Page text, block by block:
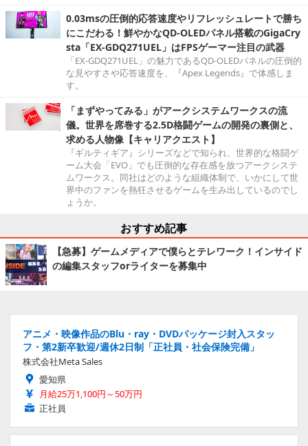
0.03msの圧倒的応答速度やリフレッシュレートで勝ち
にこだわる！鮮やかなQD-OLEDパネル搭載のGigaCry
sta「EX-GDQ271UEL」はFPSゲーマー注目の武器
「EX-GDQ271UEL」の魅力であるQD-OLEDパネルの圧倒的
な見やすさや応答速度を、『Apex Legends』で体感しま
す。
「まずやってみる」がアークシステムワークスの流
儀。世界を席巻する2.5D格闘ゲームの開発の裏側と、
求める人物像【キャリアクエスト】
『ギルティギア』シリーズなどで知られ、世界的な格闘ゲ
ーム大会「EVO」でも圧倒的な存在感を放つアークシステ
ムワークス。同社はどのような組織体制で、いかにして世
界中のファンを熱狂させるゲームを生み出しているのでし
ょうか。
おすすめ記事
【急募】ゲームメディアで僕らとテレワーク！インサイド
の編集スタッフorライターを募集中
アニメ・映像作品のBlu・ray・DVDパッケージ封入スタッ
フ・第2新卒歓迎/週休2日制「正社員・社会保険完備」
株式会社Meta Sales
愛知県
月給25万1,100円～50万円
正社員